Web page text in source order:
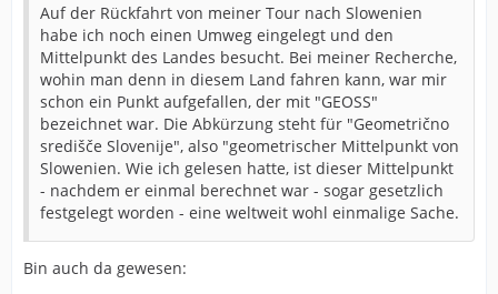
Auf der Rückfahrt von meiner Tour nach Slowenien
habe ich noch einen Umweg eingelegt und den
Mittelpunkt des Landes besucht. Bei meiner Recherche,
wohin man denn in diesem Land fahren kann, war mir
schon ein Punkt aufgefallen, der mit "GEOSS"
bezeichnet war. Die Abkürzung steht für "Geometrično
središče Slovenije", also "geometrischer Mittelpunkt von
Slowenien. Wie ich gelesen hatte, ist dieser Mittelpunkt
- nachdem er einmal berechnet war - sogar gesetzlich
festgelegt worden - eine weltweit wohl einmalige Sache.
Bin auch da gewesen: